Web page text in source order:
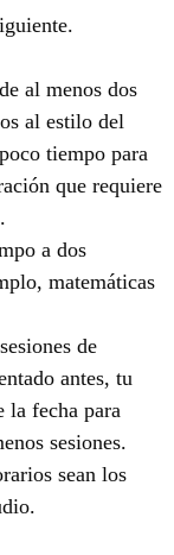
al menos dos
al estilo del
tiempo para
que requiere
a dos
matemáticas
de
antes, tu
la fecha para
sesiones.
sean los